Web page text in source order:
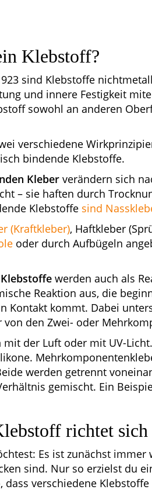
Klebstoff?
sind Klebstoffe
und innere Festigkeit
sowohl an anderen
verschiedene
bindende Klebstoffe.
Kleber verändern sich
– sie haften durch
Klebstoffe sind
(Kraftkleber), Haftkleber
oder durch Aufbügeln
werden auch als
Reaktion aus, die
Kontakt kommt. Dabei
den Zwei- oder
mit der Luft oder mit UV-
werden getrennt
gemischt. Ein
richtet
Es ist zunächst
sind. Nur so erzielst du
dass verschiedene